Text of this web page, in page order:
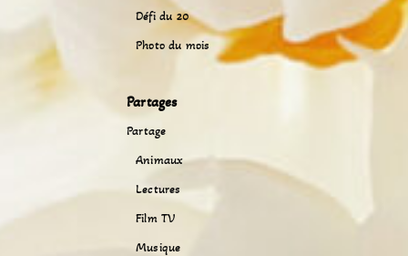
Défi du 20
Photo du mois
Partages
Partage
Animaux
Lectures
Film TV
Musique